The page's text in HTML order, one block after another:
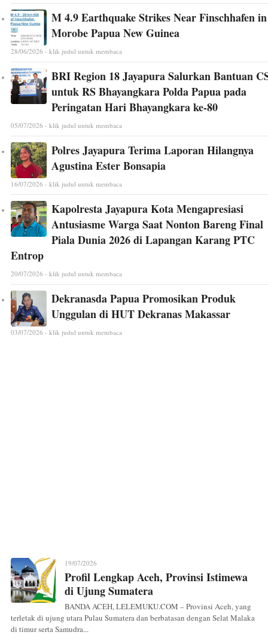
M 4.9 Earthquake Strikes Near Finschhafen in
Morobe Papua New Guinea
28/06/2026 - klik judul untuk membaca
BRI Region 18 Jayapura Salurkan Bantuan
untuk RS Bhayangkara Polda Papua pada
Peringatan Hari Bhayangkara ke-80
05/07/2026 - klik judul untuk membaca
Polres Jayapura Terima Laporan Hilangnya
Agustina Ester Bonsapia
16/07/2026 - klik judul untuk membaca
Kapolresta Jayapura Kota Mengapresiasi
Antusiasme Warga Saat Nonton Bareng Final
Piala Dunia 2026 di Lapangan Karang PTC
Entrop
20/07/2026 - klik judul untuk membaca
Dekranasda Papua Promosikan Produk
Unggulan di HUT Dekranas Makassar
03/07/2026 - klik judul untuk membaca
19/07/2026
Profil Lengkap Aceh, Provinsi Istimewa
di Ujung Sumatera
BANDA ACEH, LELEMUKU.COM – Provinsi Aceh, yang
terletak di ujung utara Pulau Sumatera dan berbatasan dengan Selat Malaka
di timur serta Samudra...